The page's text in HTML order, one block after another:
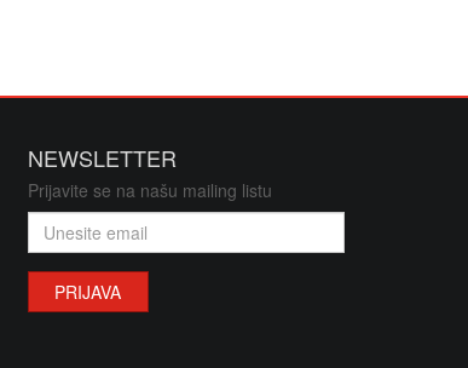
papirne rolne
NEWSLETTER
Prijavite se na našu mailing listu
PRIJAVA